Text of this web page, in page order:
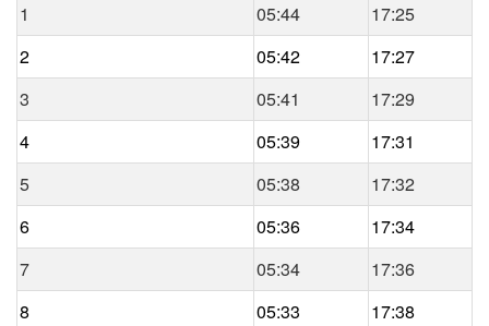
1
05:44
17:25
2
05:42
17:27
3
05:41
17:29
4
05:39
17:31
5
05:38
17:32
6
05:36
17:34
7
05:34
17:36
8
05:33
17:38